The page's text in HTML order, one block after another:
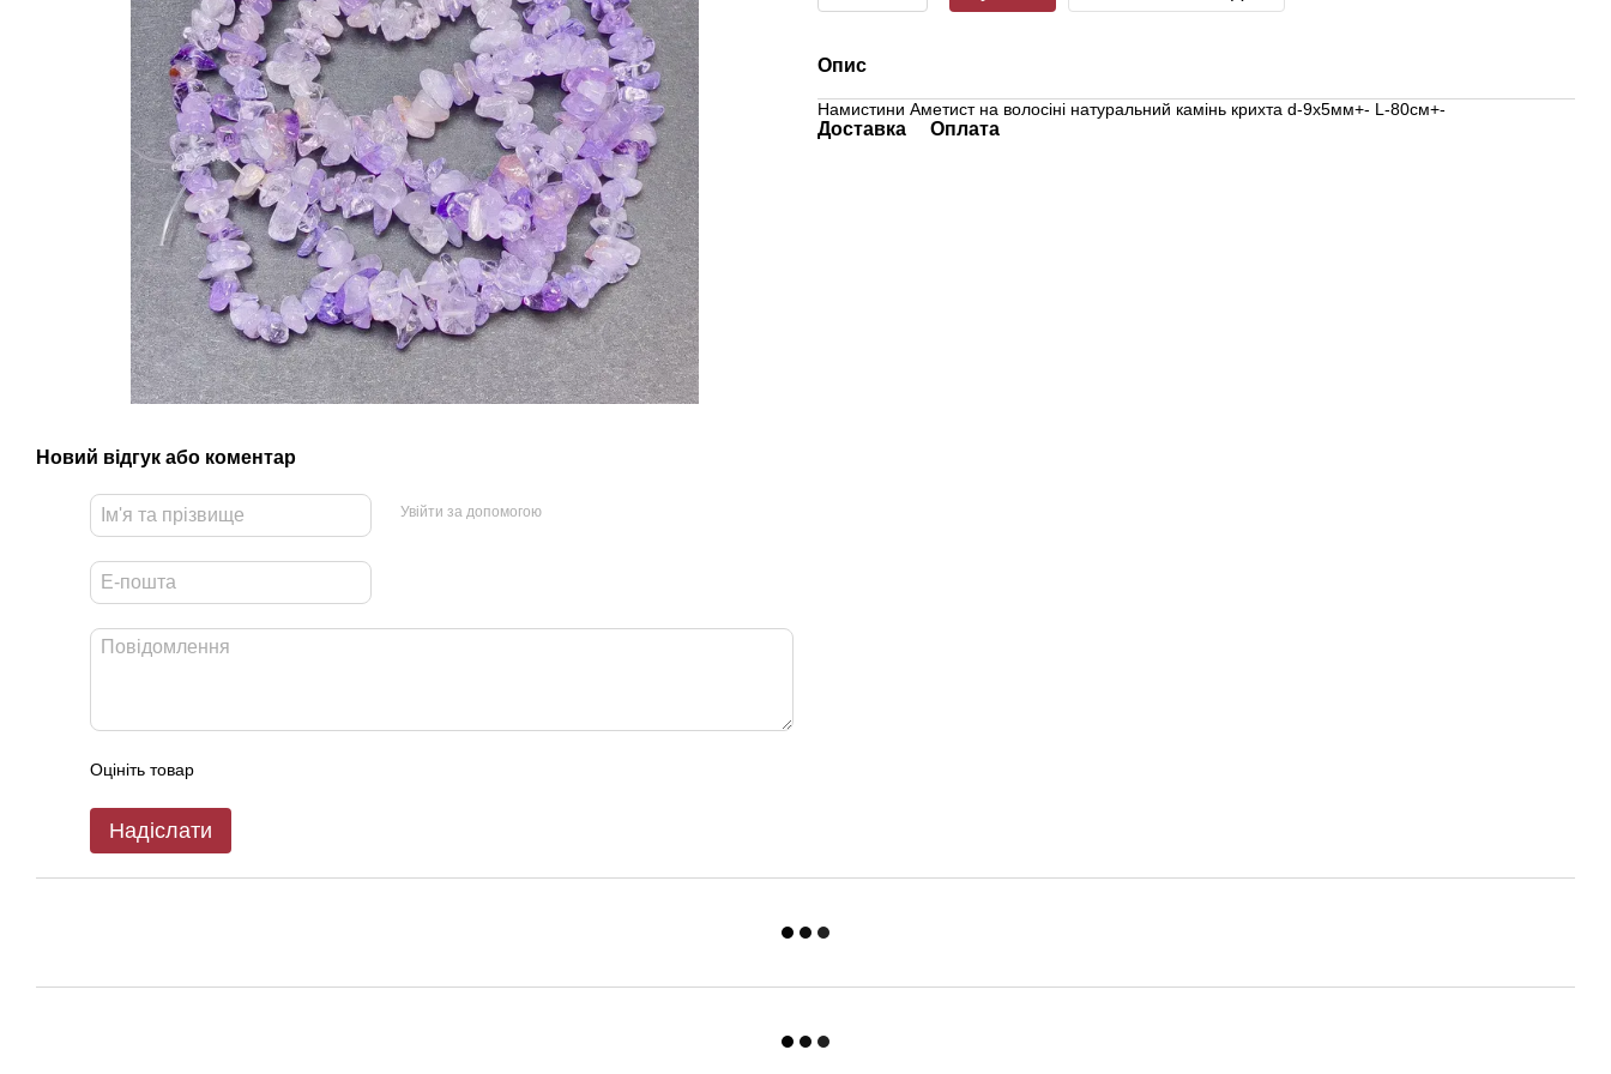
Новий відгук або коментар
Увійти за допомогою
Оцініть товар
Надіслати
Опис
Намистини Аметист на волосіні натуральний камінь крихта d-9х5мм+- L-80см+-
Доставка Оплата